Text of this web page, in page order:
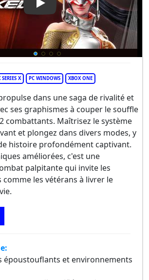
Play Video: Tekken 8
X PC WINDOWS XBOX ONE
dans une saga de rivalité et
ses graphismes à couper le souffle
combattants. Maîtrisez le système
et plongez dans divers modes, y
histoire profondément captivant.
améliorées, c'est une
palpitante qui invite les
comme les vétérans à livrer le
époustouflants et environnements